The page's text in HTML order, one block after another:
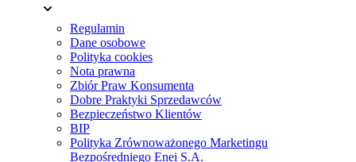
Regulamin
Dane osobowe
Polityka cookies
Nota prawna
Zbiór Praw Konsumenta
Dobre Praktyki Sprzedawców
Bezpieczeństwo Klientów
BIP
Polityka Zrównoważonego Marketingu
Bezpośredniego Enei S.A.